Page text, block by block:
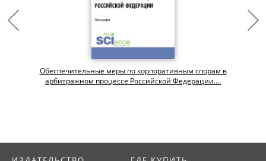
Обеспечительные меры по корпоративным спорам в
арбитражном процессе Российской Федерации....